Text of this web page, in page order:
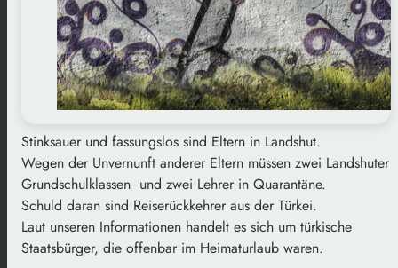
Stinksauer und fassungslos sind Eltern in Landshut.
Wegen der Unvernunft anderer Eltern müssen zwei Landshuter
Grundschulklassen und zwei Lehrer in Quarantäne.
Schuld daran sind Reiserückkehrer aus der Türkei.
Laut unseren Informationen handelt es sich um türkische
Staatsbürger, die offenbar im Heimaturlaub waren.